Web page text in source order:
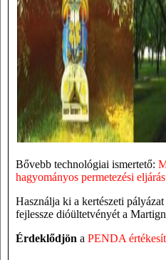
Bővebb technológiai ismertető:
hagyományos permetezési eljárás
Használja ki a kertészeti
fejlessze dióültetvényét a
Érdeklődjön a PENDA